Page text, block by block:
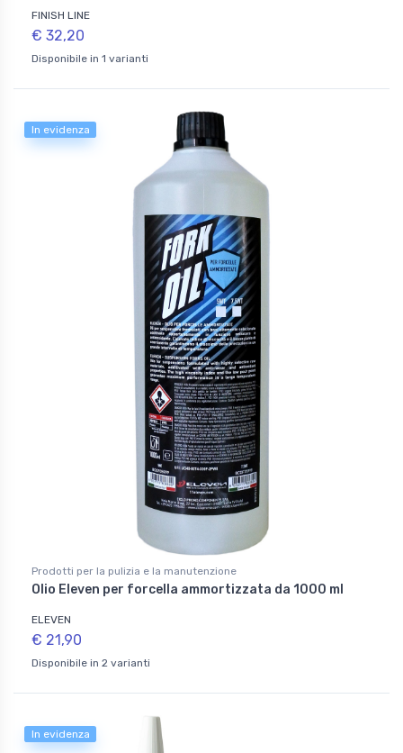
FINISH LINE
€ 32,20
Disponibile in 1 varianti
In evidenza
Prodotti per la pulizia e la manutenzione
Olio Eleven per forcella ammortizzata da 1000 ml
ELEVEN
€ 21,90
Disponibile in 2 varianti
In evidenza